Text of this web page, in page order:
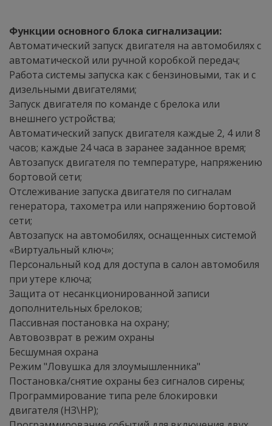
Функции основного блока сигнализации:
Автоматический запуск двигателя на автомобилях с
автоматической или ручной коробкой передач;
Работа системы запуска как с бензиновыми, так и с
дизельными двигателями;
Запуск двигателя по команде с брелока или
внешнего устройства;
Автоматический запуск двигателя каждые 2, 4 или 8
часов; каждые 24 часа в заранее заданное время;
Автозапуск двигателя по температуре, напряжению
бортовой сети;
Отслеживание запуска двигателя по сигналам
генератора, тахометра или напряжению бортовой
сети;
Автозапуск на автомобилях, оснащенных системой
«Виртуальный ключ»;
Персональный код для доступа в салон автомобиля
при утере ключа;
Защита от несанкционированной записи
дополнительных брелоков;
Пассивная постановка на охрану;
Автовозврат в режим охраны
Бесшумная охрана
Режим "Ловушка для злоумышленника"
Постановка/снятие охраны без сигналов сирены;
Программирование типа реле блокировки
двигателя (НЗ\HP);